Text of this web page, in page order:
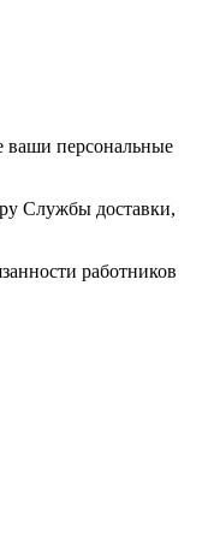
ваши персональные
Службы доставки,
работников